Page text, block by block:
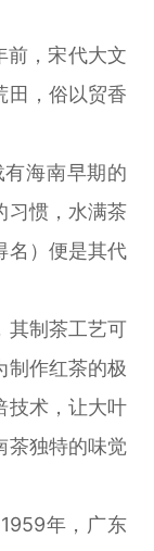
前，宋代大文
田，俗以贸香
海南早期的
习惯，水满茶
名）便是其代
其制茶工艺可
制作红茶的极
技术，让大叶
茶独特的味觉
年，广东